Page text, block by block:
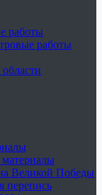
работы
работы
материалы
Великой Победы
перепись